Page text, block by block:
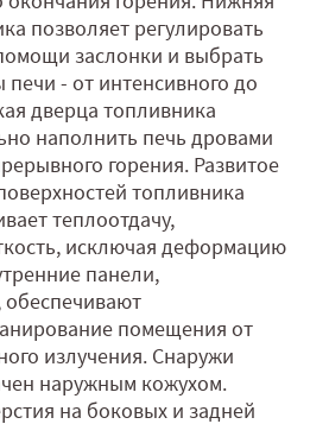
позволяет регулировать
заслонки и выбрать
- от интенсивного до
дверца топливника
наполнить печь дровами
горения. Развитое
топливника
теплоотдачу,
исключая деформацию
панели,
помещения от
излучения. Снаружи
наружным кожухом.
на боковых и задней